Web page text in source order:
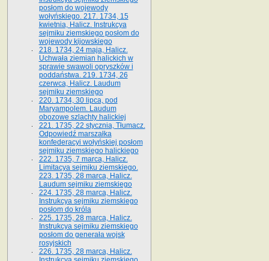
posłom do wojewody
wołyńskiego. 217. 1734, 15
kwietnia, Halicz. Instrukcya
sejmiku ziemskiego posłom do
wojewody kijowskiego
218. 1734, 24 maja, Halicz.
Uchwała ziemian halickich w
sprawie swawoli opryszków i
poddaństwa. 219. 1734, 26
czerwca, Halicz. Laudum
sejmiku ziemskiego
220. 1734, 30 lipca, pod
Maryampolem. Laudum
obozowe szlachty halickiej
221. 1735, 22 stycznia, Tłumacz.
Odpowiedź marszałka
konfederacyi wołyńskiej posłom
sejmiku ziemskiego halickiego
222. 1735, 7 marca, Halicz.
Limitacya sejmiku ziemskiego.
223. 1735, 28 marca, Halicz.
Laudum sejmiku ziemskiego
224. 1735, 28 marca, Halicz.
Instrukcya sejmiku ziemskiego
posłom do króla
225. 1735, 28 marca, Halicz.
Instrukcya sejmiku ziemskiego
posłom do generała wojsk
rosyjskich
226. 1735, 28 marca, Halicz.